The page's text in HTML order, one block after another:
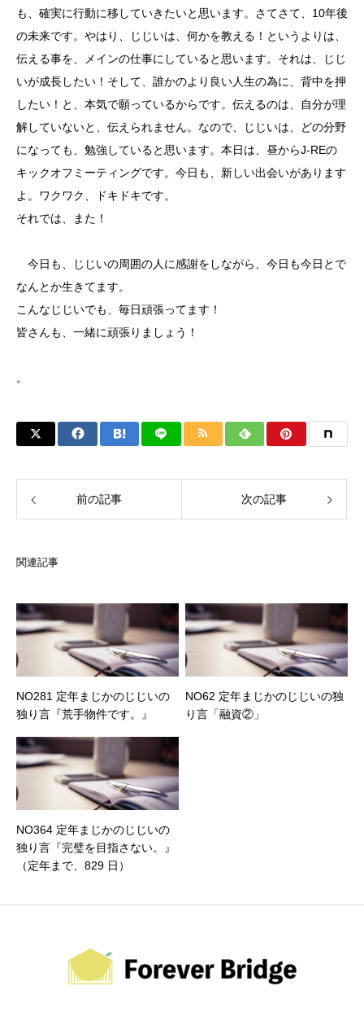
も、確実に行動に移していきたいと思います。さてさて、10年後
の未来です。やはり、じじいは、何かを教える！というよりは、
伝える事を、メインの仕事にしていると思います。それは、じじ
いが成長したい！そして、誰かのより良い人生の為に、背中を押
したい！と、本気で願っているからです。伝えるのは、自分が理
解していないと、伝えられません。なので、じじいは、どの分野
になっても、勉強していると思います。本日は、昼からJ-REの
キックオフミーティングです。今日も、新しい出会いがあります
よ。ワクワク、ドキドキです。
それでは、また！
今日も、じじいの周囲の人に感謝をしながら、今日も今日とで
なんとか生きてます。
こんなじじいでも、毎日頑張ってます！
皆さんも、一緒に頑張りましょう！
。
前の記事 次の記事
関連記事
NO281 定年まじかのじじいの
独り言『荒手物件です。』
NO62 定年まじかのじじいの独
り言「融資②」
NO364 定年まじかのじじいの
独り言『完璧を目指さない。』
（定年まで、829 日）